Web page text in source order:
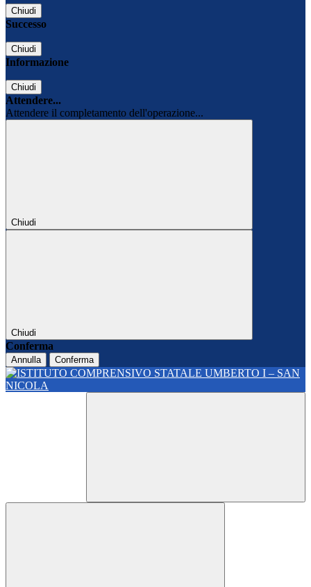
Chiudi
Successo
Chiudi
Informazione
Chiudi
Attendere...
Attendere il completamento dell'operazione...
Chiudi
Chiudi
Conferma
Annulla Conferma